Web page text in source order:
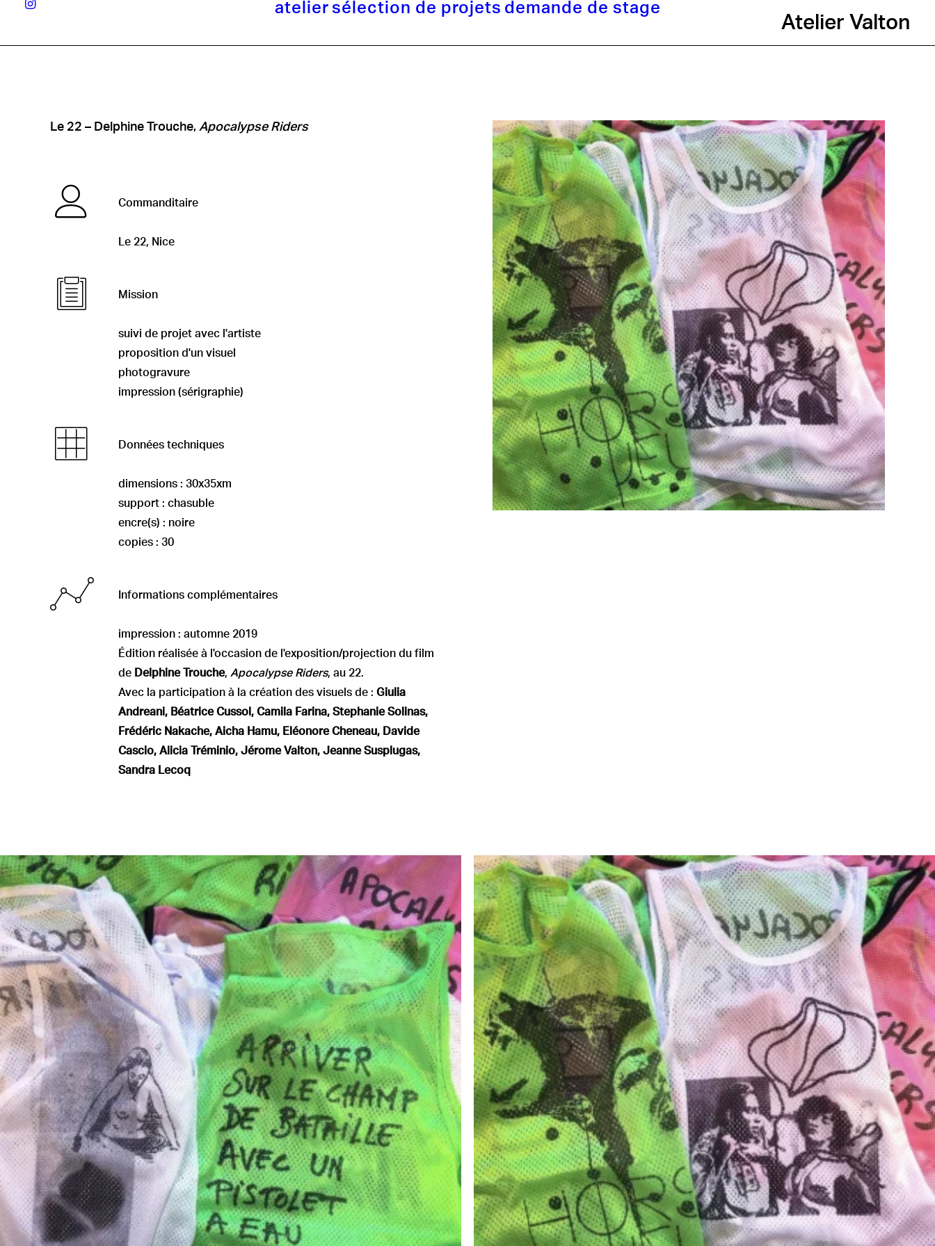
Atelier Valton
atelier sélection de projets demande de stage
Le 22 – Delphine Trouche, Apocalypse Riders
Commanditaire
Le 22, Nice
Mission
suivi de projet avec l'artiste
proposition d'un visuel
photogravure
impression (sérigraphie)
Données techniques
dimensions : 30x35xm
support : chasuble
encre(s) : noire
copies : 30
Informations complémentaires
impression : automne 2019
Édition réalisée à l'occasion de l'exposition/projection du film
de Delphine Trouche, Apocalypse Riders, au 22.
Avec la participation à la création des visuels de : Giulia
Andreani, Béatrice Cussol, Camila Farina, Stephanie Solinas,
Frédéric Nakache, Aicha Hamu, Eléonore Cheneau, Davide
Cascio, Alicia Tréminio, Jérome Valton, Jeanne Susplugas,
Sandra Lecoq